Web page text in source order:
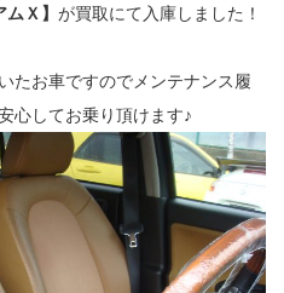
Ｘ】 が買取にて入庫しました！
たお車ですのでメンテナンス履
心してお乗り頂けます♪